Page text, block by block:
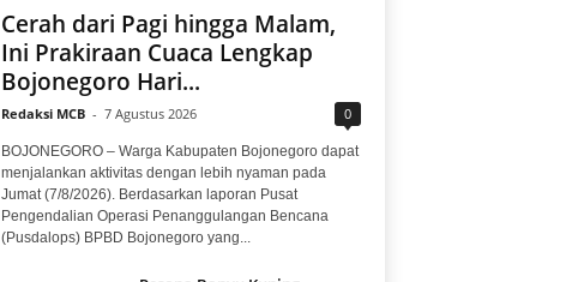
Cerah dari Pagi hingga Malam,
Ini Prakiraan Cuaca Lengkap
Bojonegoro Hari...
Redaksi MCB - 7 Agustus 2026 0
BOJONEGORO – Warga Kabupaten Bojonegoro dapat
menjalankan aktivitas dengan lebih nyaman pada
Jumat (7/8/2026). Berdasarkan laporan Pusat
Pengendalian Operasi Penanggulangan Bencana
(Pusdalops) BPBD Bojonegoro yang...